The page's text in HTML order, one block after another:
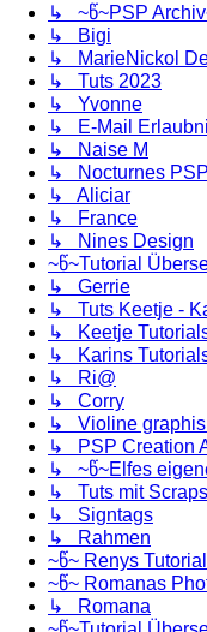
↳ ~წ~PSP
↳ Bigi
↳ MarieNickol
↳ Tuts 2023
↳ Yvonne
↳ E-Mail
↳ Naise M
↳ Nocturnes
↳ Aliciar
↳ France
↳ Nines Design
~წ~Tutorial
↳ Gerrie
↳ Tuts Keetje -
↳ Keetje
↳ Karins
↳ Ri@
↳ Corry
↳ Violine
↳ PSP Creation
↳ ~წ~Elfes
↳ Tuts mit Scraps
↳ Signtags
↳ Rahmen
~წ~ Renys
~წ~ Romanas
↳ Romana